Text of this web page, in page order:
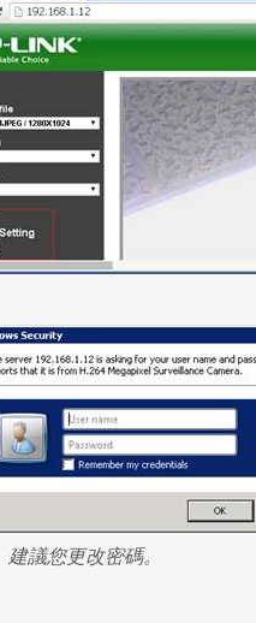
建議您更改密碼。